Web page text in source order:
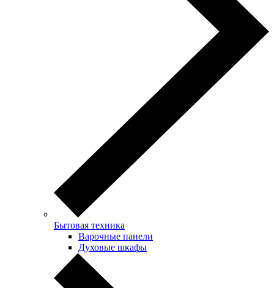
Бытовая техника
Варочные панели
Духовые шкафы